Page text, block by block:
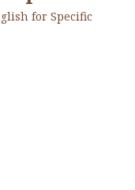
for Specific